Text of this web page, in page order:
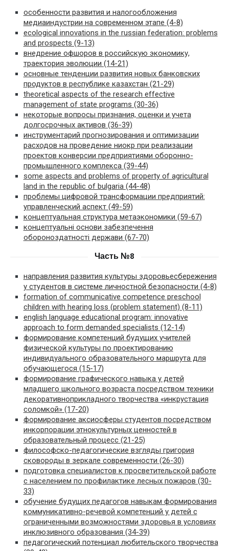
особенности развития и налогообложения
медиаиндустрии на современном этапе (4-8)
ecological innovations in the russian federation: problems
and prospects (9-13)
внедрение офшоров в российскую экономику,
траектория эволюции (14-21)
основные тенденции развития новых банковских
продуктов в республике казахстан (21-29)
theoretical aspects of the research effective
management of state programs (30-36)
некоторые вопросы признания, оценки и учета
долгосрочных активов (36-39)
инструментарий прогнозирования и оптимизации
расходов на проведение ниокр при реализации
проектов конверсии предприятиями оборонно-
промышленного комплекса (39-44)
some aspects and problems of property of agricultural
land in the republic of bulgaria (44-48)
проблемы цифровой трансформации предприятий:
управленческий аспект (49-59)
концептуальная структура метаэкономики (59-67)
концептуальні основи забезпечення
обороноздатності держави (67-70)
Часть №8
направления развития культуры здоровьесбережения
у студентов в системе личностной безопасности (4-8)
formation of communicative competence preschool
children with hearing loss (problem statement) (8-11)
english language educational program: innovative
approach to form demanded specialists (12-14)
формирование компетенций будущих учителей
физической культуры по проектированию
индивидуального образовательного маршрута для
обучающегося (15-17)
формирование графического навыка у детей
младшего школьного возраста посредством техники
декоративноприкладного творчества «инкрустация
соломкой» (17-20)
формирование аксиосферы студентов посредством
инкорпорации этнокультурных ценностей в
образовательный процесс (21-25)
философско-педагогические взгляды григория
сковороды в зеркале современности (26-30)
подготовка специалистов к просветительской работе
с населением по профилактике лесных пожаров (30-
33)
обучение будущих педагогов навыкам формирования
коммуникативно-речевой компетенций у детей с
ограниченными возможностями здоровья в условиях
инклюзивного образования (34-39)
педагогический потенциал любительского творчества